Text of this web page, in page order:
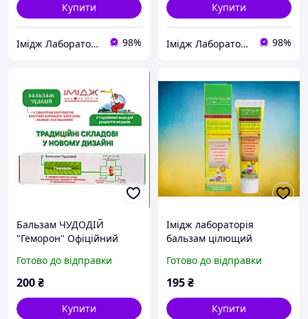
Купити
Імідж Лабораторія 98%
Купити
Імідж Лабораторія 98%
Бальзам ЧУДОДІЙ
"Геморон" Офіційний
лабораторія"
Готово до відправки
200₴
Купити
Імідж лабораторія
бальзам цілющий
Готово до відправки
195₴
Купити